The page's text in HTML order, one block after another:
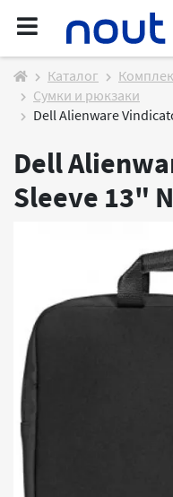
Каталог
Сумки и рюкзаки
Dell Alienware
Dell
Sleeve 13" N